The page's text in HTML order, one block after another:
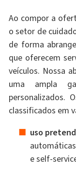
Ao compor a
o setor de
de forma
que oferecem
veículos. Nossa
uma ampla
personalizados.
classificados em
uso
e self-